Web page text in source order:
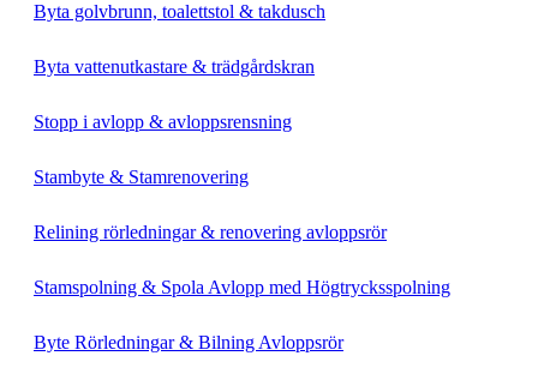
Byta golvbrunn, toalettstol & takdusch
Byta vattenutkastare & trädgårdskran
Stopp i avlopp & avloppsrensning
Stambyte & Stamrenovering
Relining rörledningar & renovering avloppsrör
Stamspolning & Spola Avlopp med Högtrycksspolning
Byte Rörledningar & Bilning Avloppsrör